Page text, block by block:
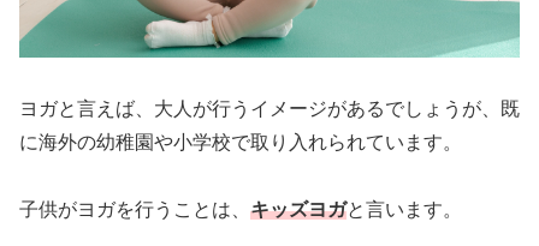
ヨガと言えば、大人が行うイメージがあるでしょうが、既
に海外の幼稚園や小学校で取り入れられています。
子供がヨガを行うことは、 キッズヨガと言います。